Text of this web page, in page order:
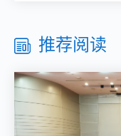
推荐阅读